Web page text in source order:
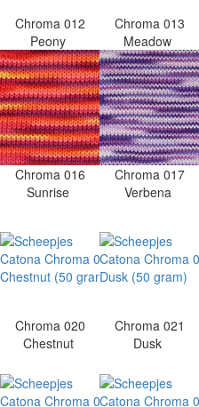
Chroma 012
Peony
Chroma 013
Meadow
Chroma 016
Sunrise
Chroma 017
Verbena
Chroma 020
Chestnut
Chroma 021
Dusk